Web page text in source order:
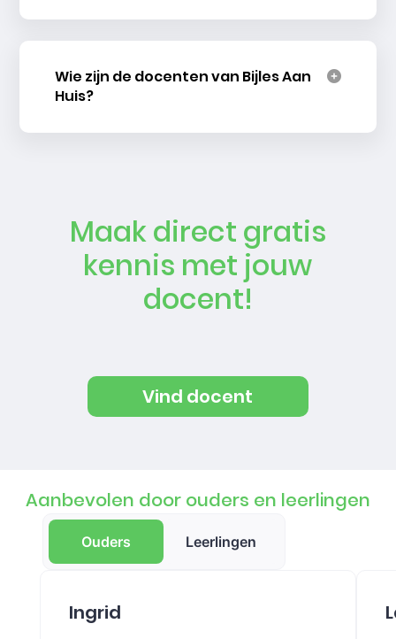
Wie zijn de docenten van Bijles Aan
Huis?
Maak direct gratis
kennis met jouw
docent!
Vind docent
Aanbevolen door ouders en leerlingen
Ouders Leerlingen
Ingrid